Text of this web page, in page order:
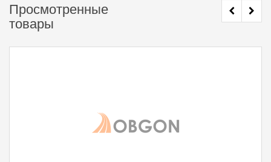
Просмотренные
товары